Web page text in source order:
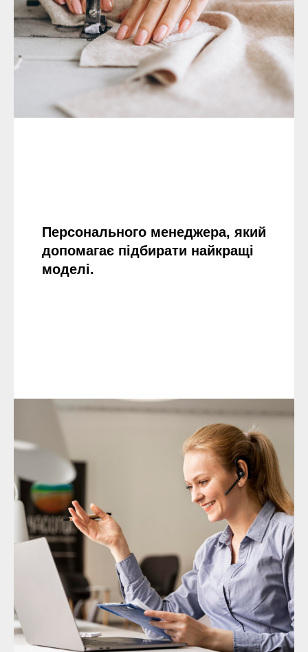
Персонального менеджера, який
допомагає підбирати найкращі
моделі.